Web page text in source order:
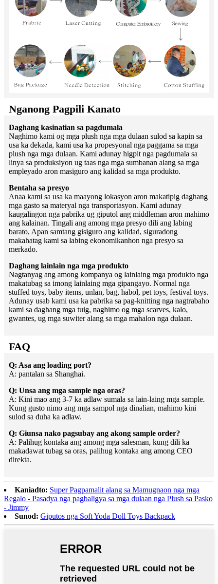
Nganong Pagpili Kanato
Daghang kasinatian sa pagdumala
Naghimo kami og mga plush nga mga dulaan sulod sa kapin sa
usa ka dekada, kami usa ka propesyonal nga paggama sa mga
plush nga mga dulaan. Kami adunay higpit nga pagdumala sa
linya sa produksiyon ug taas nga mga sumbanan alang sa mga
empleyado aron masiguro ang kalidad sa mga produkto.
Bentaha sa presyo
Anaa kami sa usa ka maayong lokasyon aron makatipig daghang
mga gasto sa materyal nga transportasyon. Kami adunay
kaugalingon nga pabrika ug giputol ang middleman aron mahimo
ang kalainan. Tingali ang among mga presyo dili ang labing
barato, Apan samtang gisiguro ang kalidad, siguradong
makahatag kami sa labing ekonomikanhon nga presyo sa
merkado.
Daghang lainlain nga mga produkto
Nagtanyag ang among kompanya og lainlaing mga produkto nga
makatubag sa imong lainlaing mga gipangayo. Normal nga
stuffed toys, baby items, unlan, bag, habol, pet toys, festival toys.
Adunay usab kami usa ka pabrika sa pag-knitting nga nagtrabaho
kami sa daghang mga tuig, naghimo og mga scarves, kalo,
gwantes, ug mga suwiter alang sa mga mahalon nga dulaan.
FAQ
Q: Asa ang loading port?
A: pantalan sa Shanghai.
Q: Unsa ang mga sample nga oras?
A: Kini mao ang 3-7 ka adlaw sumala sa lain-laing mga sample.
Kung gusto nimo ang mga sampol nga dinalian, mahimo kini
sulod sa duha ka adlaw.
Q: Giunsa nako pagsubay ang akong sample order?
A: Palihug kontaka ang among mga salesman, kung dili ka
makadawat tubag sa oras, palihug kontaka ang among CEO
direkta.
Kaniadto: Super Pagpamalit alang sa Mamugnaon nga mga
Regalo - Pasadya nga pagbaligya sa mga dulaan nga Plush sa Pasko
- Jimmy
Sunod: Giputos nga Soft Yoda Doll Toys Backpack